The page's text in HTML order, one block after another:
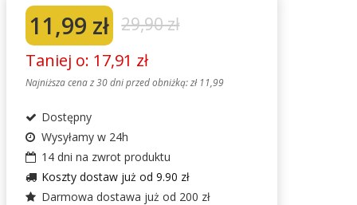
11,99 zł 29,90 zł
Taniej o: 17,91 zł
Najniższa cena z 30 dni przed obniżką:zł 11,99
Dostępny
Wysyłamy w 24h
14 dni na zwrot produktu
Koszty dostaw już od 9.90 zł
Darmowa dostawa już od 200 zł